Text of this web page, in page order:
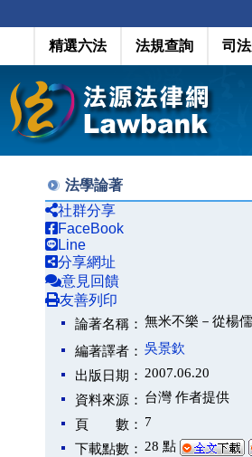
精選六法 法規查詢 司
法學論著
社群分享
FaceBook
Line
分享網址
意見回饋
友善列印
論著名稱： 無米不樂－從楊
編著譯者： 吳景欽
出版日期： 2007.06.20
資料來源： 台灣 作者提供
頁 數： 7
下載點數： 28 點